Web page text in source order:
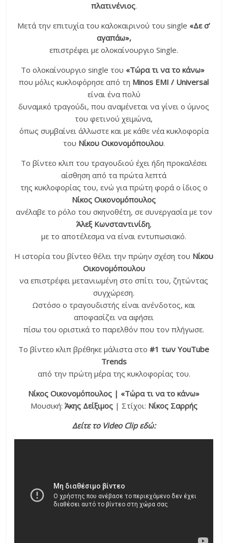
πλατινένιος.
Μετά την επιτυχία του καλοκαιρινού του single «Δε σ’
αγαπάω»,
επιστρέφει με ολοκαίνουργιο Single.
Το ολοκαίνουργιο single του «Τώρα τι να το κάνω»
που μόλις κυκλοφόρησε από τη Minos EMI / Universal
είναι ένα πολύ
δυναμικό τραγούδι, που αναμένεται να γίνει ο ύμνος
του φετινού χειμώνα,
όπως συμβαίνει άλλωστε και με κάθε νέα κυκλοφορία
του Νίκου Οικονομόπουλου.
Tο βίντεο κλιπ του τραγουδιού έχει ήδη προκαλέσει
αίσθηση από τα πρώτα λεπτά
της κυκλοφορίας του, ενώ για πρώτη φορά ο ίδιος ο
Νίκος Οικονομόπουλος
ανέλαβε το ρόλο του σκηνοθέτη, σε συνεργασία με τον
Άλεξ Κωνσταντινίδη,
με το αποτέλεσμα να είναι εντυπωσιακό.
Η ιστορία του βίντεο θέλει την πρώην σχέση του Νίκου
Οικονομόπουλου
να επιστρέφει μετανιωμένη στο σπίτι του, ζητώντας
συγχώρεση.
Ωστόσο ο τραγουδιστής είναι ανένδοτος, και
αποφασίζει να αφήσει
πίσω του οριστικά το παρελθόν που τον πλήγωσε.
Το βίντεο κλιπ βρέθηκε μάλιστα στο#1 τωνYouTube
Trends
από την πρώτη μέρα της κυκλοφορίας του.
Νίκος Οικονομόπουλος | «Τώρα τι να το κάνω»
Μουσική: Άκης Δείξιμος| Στίχοι: Νίκος Σαρρής
Δείτε το Video Clip εδώ: